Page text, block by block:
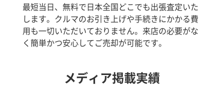
最短当日、無料で日本全国どこでも出張査定いた
します。クルマのお引き上げや手続きにかかる費
用も一切いただいておりません。来店の必要がな
く簡単かつ安心してご売却が可能です。
メディア掲載実績